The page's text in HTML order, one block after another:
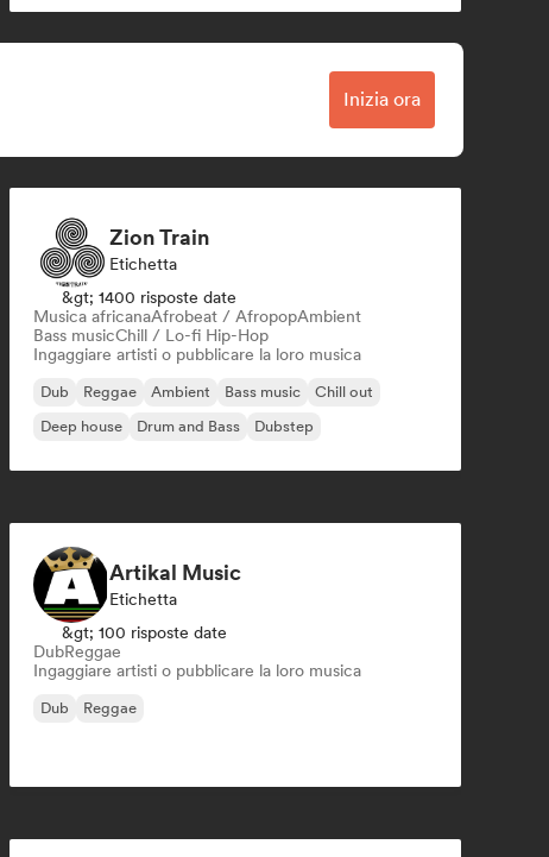
Inizia ora
Zion Train
Etichetta
&gt; 1400 risposte date
Musica africanaAfrobeat / AfropopAmbient
Bass musicChill / Lo-fi Hip-Hop
Ingaggiare artisti o pubblicare la loro musica
Dub Reggae Ambient Bass music
Chill out
Deep house
Drum and Bass Dubstep
Artikal Music
Etichetta
&gt; 100 risposte date
DubReggae
Ingaggiare artisti o pubblicare la loro musica
Dub Reggae